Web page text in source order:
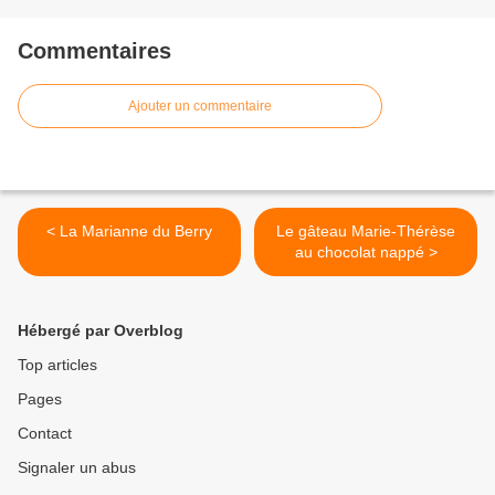
Commentaires
Ajouter un commentaire
< La Marianne du Berry
Le gâteau Marie-Thérèse
au chocolat nappé >
Hébergé par Overblog
Top articles
Pages
Contact
Signaler un abus